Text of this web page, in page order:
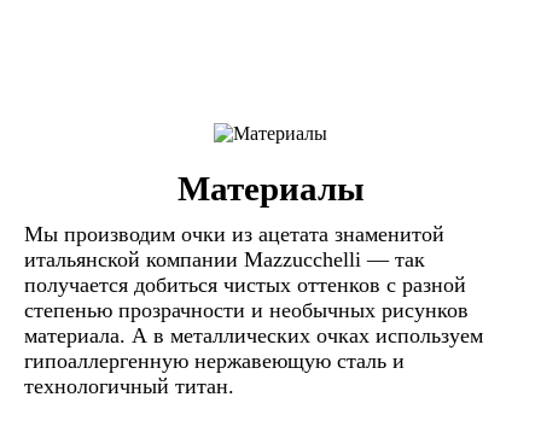
Материалы
Мы производим очки из ацетата знаменитой
итальянской компании Mazzucchelli — так
получается добиться чистых оттенков с разной
степенью прозрачности и необычных рисунков
материала. А в металлических очках используем
гипоаллергенную нержавеющую сталь и
технологичный титан.